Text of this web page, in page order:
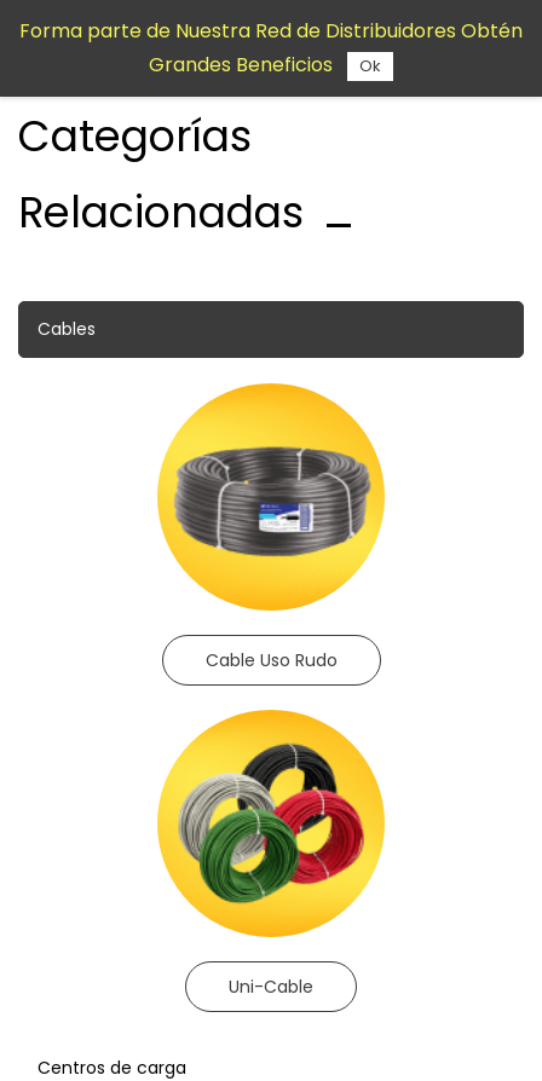
contenido
Material Eléctrico y
Categorías
Relacionadas
Cables
Cable Uso Rudo
Uni-Cable
Centros de carga
Forma parte de Nuestra Red de Distribuidores Obtén
Grandes Beneficios
Ok